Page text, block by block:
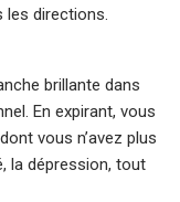
les directions.
brillante dans
En expirant, vous
vous n’avez plus
la dépression, tout